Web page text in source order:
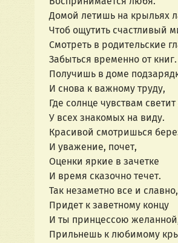
Домой летишь на крыльях
Чтоб ощутить счастливый
Смотреть в родительские
Забыться временно от книг.
Получишь в доме
И снова к важному труду,
Где солнце чувствам
У всех знакомых на виду.
Красивой смотришься
И уважение, почет,
Оценки яркие в зачетке
И время сказочно течет.
Так незаметно все и славно,
Придет к заветному концу
И ты принцессою
Прильнешь к любимому